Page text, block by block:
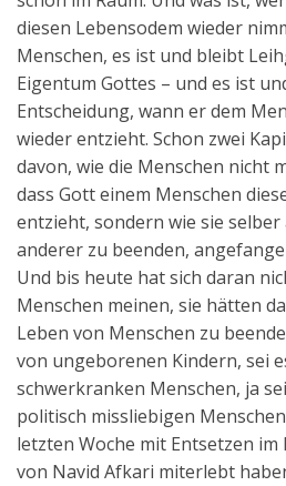
diesen Lebensodem wieder
Menschen, es ist und bleibt
Eigentum Gottes – und es ist
Entscheidung, wann er dem
wieder entzieht. Schon zwei
davon, wie die Menschen nicht
dass Gott einem Menschen
entzieht, sondern wie sie
anderer zu beenden,
Und bis heute hat sich daran
Menschen meinen, sie hätten
Leben von Menschen zu
von ungeborenen Kindern, sei
schwerkranken Menschen, ja
politisch missliebigen
letzten Woche mit Entsetzen
von Navid Afkari miterlebt